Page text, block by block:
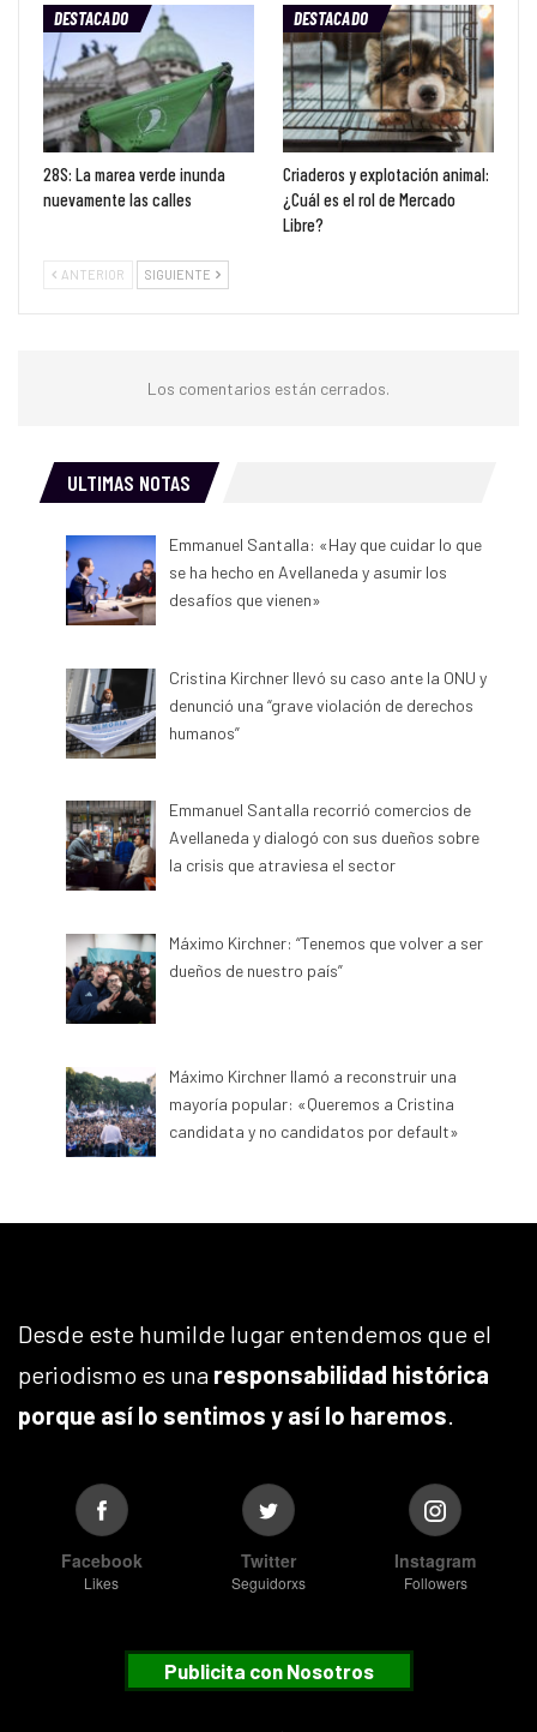
DESTACADO
28S: La marea verde inunda
nuevamente las calles
DESTACADO
Criaderos y explotación animal:
¿Cuál es el rol de Mercado
Libre?
ANTERIOR SIGUIENTE
Los comentarios están cerrados.
ULTIMAS NOTAS
Emmanuel Santalla: «Hay que cuidar lo que
se ha hecho en Avellaneda y asumir los
desafíos que vienen»
Cristina Kirchner llevó su caso ante la ONU y
denunció una “grave violación de derechos
humanos”
Emmanuel Santalla recorrió comercios de
Avellaneda y dialogó con sus dueños sobre
la crisis que atraviesa el sector
Máximo Kirchner: “Tenemos que volver a ser
dueños de nuestro país”
Máximo Kirchner llamó a reconstruir una
mayoría popular: «Queremos a Cristina
candidata y no candidatos por default»
Desde este humilde lugar entendemos que el
periodismo es una responsabilidad histórica
porque así lo sentimos y así lo haremos.
Facebook
Likes
Twitter
Seguidorxs
Instagram
Followers
Publicita con Nosotros